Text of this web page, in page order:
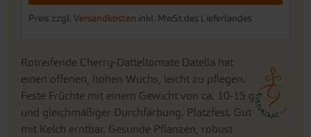
Preis zzgl. Versandkosten inkl. MwSt.des Lieferlandes
Rotreifende Cherry-Datteltomate Datella hat
einen offenen, hohen Wuchs, leicht zu pflegen.
Feste Früchte mit einem Gewicht von ca. 10-15 g
und gleichmäßiger Durchfärbung. Platzfest. Gut
mit Kelch erntbar. Gesunde Pflanzen, robust